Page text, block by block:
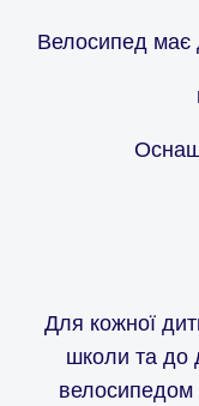
Велосипед має
Для кожної
школи та до